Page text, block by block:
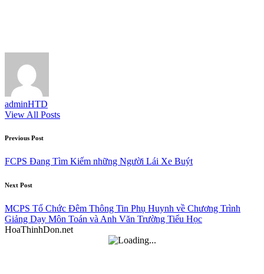
adminHTD
View All Posts
Post
navigation
Previous Post
FCPS Đang Tìm Kiếm những Người Lái Xe Buýt
Next Post
MCPS Tổ Chức Đêm Thông Tin Phụ Huynh về Chương Trình
Giảng Dạy Môn Toán và Anh Văn Trường Tiểu Học
HoaThinhDon.net